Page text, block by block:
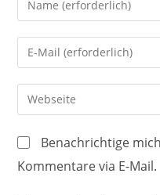
deinen
Namen
oder
zum
ein
Gib
deine
E-
Mail-
zum
Kommentieren
Gib
deine
Website-
URL
ein
Benachrichtige
Kommentare via E-Mail.